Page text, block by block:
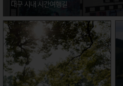
대구 시내 시간여행길
대구광역시 중구
대구에 2층 시티투어 버스가 등장했다! 많이
구석구석 볼거리를 모두 즐길 수 있다.